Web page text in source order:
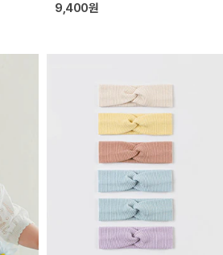
9,400원